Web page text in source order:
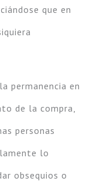
que en
permanencia en
de la compra,
personas
lo
obsequios o